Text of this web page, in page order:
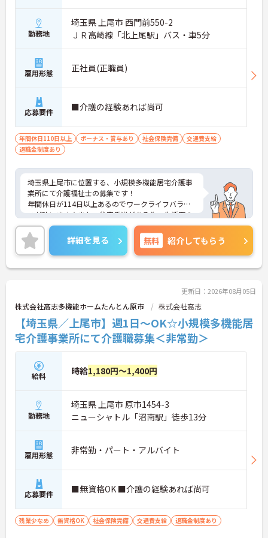
勤務地
埼玉県 上尾市 西門前550-2
ＪＲ高崎線「北上尾駅」バス・車5分
雇用形態 正社員(正職員)
応募要件 ■介護の経験あれば尚可
年間休日110日以上 ボーナス・賞与あり 社会保険完備
交通費支給
退職金制度あり
埼玉県上尾市に位置する、小規模多機能居宅介護事
業所にて介護福祉士の募集です！
年間休日が114日以上あるのでワークライフバラン
スが叶います☆また、住宅手当がある為、生活面の
負担を軽減し、安心して長く勤務していただけます
◎
ご興味のある方には、面接対策ポイントなど、さら
に詳細をお話しいたしますのでお気軽にご相談くだ
さい！
詳細を見る 無料 紹介してもらう
更新日：2026年08月05日
株式会社高志多機能ホームたんとん原市 株式会社高志
【埼玉県／上尾市】週1日～OK☆小規模多機能居
宅介護事業所にて介護職募集＜非常勤＞
給料 時給1,180円～1,400円
勤務地
埼玉県 上尾市 原市1454-3
ニューシャトル「沼南駅」徒歩13分
雇用形態 非常勤・パート・アルバイト
応募要件 ■無資格OK ■介護の経験あれば尚可
残業少なめ 無資格OK 社会保険完備 交通費支給 退職金制度あり